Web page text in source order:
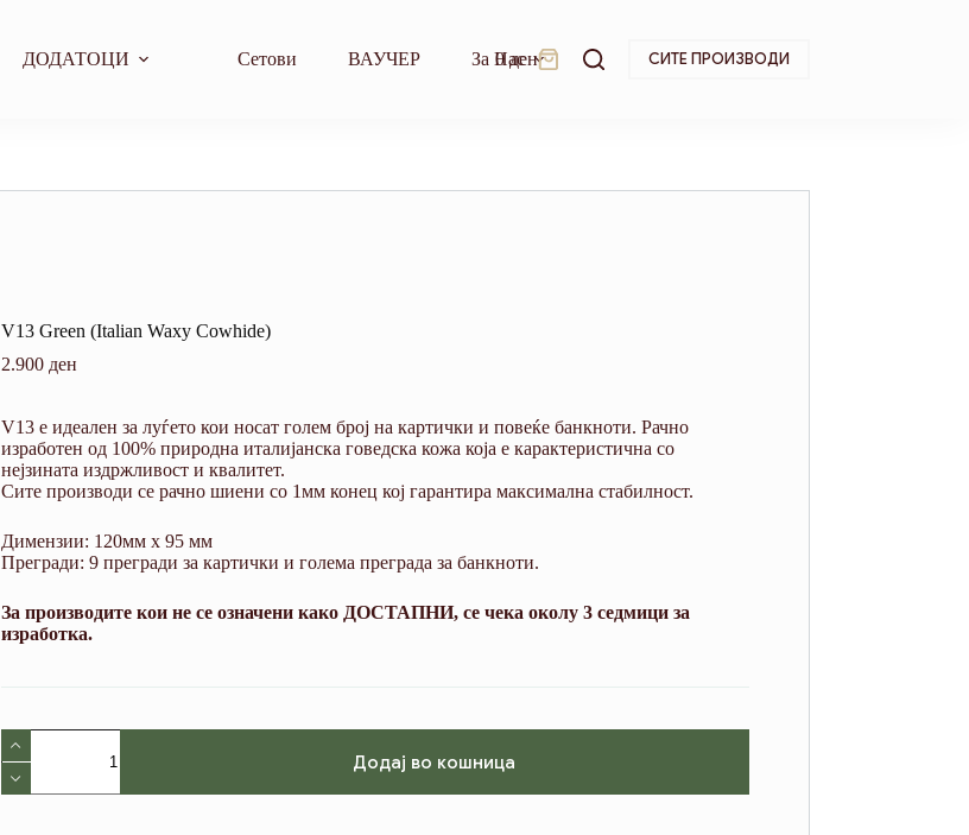
ДОДАТОЦИ Сетови ВАУЧЕР За Нас
Shopping
0ден СИТЕ ПРОИЗВОДИ
V13 Green (Italian Waxy Cowhide)
2.900 ден
V13 е идеален за луѓето кои носат голем број на картички и повеќе банкноти. Рачно
изработен од 100% природна италијанска говедска кожа која е карактеристична со
нејзината издржливост и квалитет.
Сите производи се рачно шиени со 1мм конец кој гарантира максимална стабилност.
Димензии: 120мм х 95 мм
Прегради: 9 прегради за картички и голема преграда за банкноти.
За производите кои не се означени како ДОСТАПНИ, се чека околу 3 седмици за
изработка.
V13
Green
(Italian
Waxy
Додај во кошница